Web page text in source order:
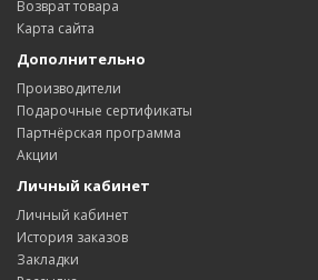
Возврат товара
Карта сайта
Дополнительно
Производители
Подарочные сертификаты
Партнёрская программа
Акции
Личный кабинет
Личный кабинет
История заказов
Закладки